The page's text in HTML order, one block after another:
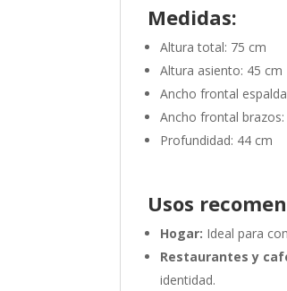
Medidas:
Altura total: 75 cm
Altura asiento: 45 cm
Ancho frontal
Ancho frontal
Profundidad: 44 cm
Usos
Hogar: Ideal para
Restaurantes y
identidad.